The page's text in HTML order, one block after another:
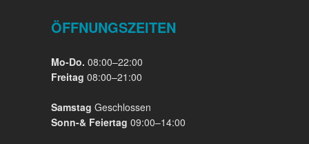
ÖFFNUNGSZEITEN
Mo-Do. 08:00–22:00
Freitag 08:00–21:00
Samstag Geschlossen
Sonn-& Feiertag 09:00–14:00
Laden der
Karte
akzeptieren
Datenschutzerklärung
von